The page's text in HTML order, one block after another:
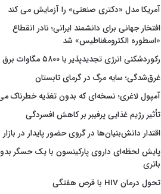
آمریکا مدل «دکتری صنعتی» را آزمایش می کند
افتخار جهانی برای دانشمند ایرانی؛ نادر انقطاع
«اسطوره الکترومغناطیس» شد
رکوردشکنی انرژی تجدیدپذیر با ۵۸۰۰ مگاوات برق
غرق‌شدگی؛ سایه مرگ در گرمای تابستان
آمپول لاغری؛ نسخه‌ای که بدون تغذیه خطرناک
تأثیر رژیم غذایی پرفیبر بر کاهش افسردگی
اقتدار دانش‌بنیان‌ها در گروی حضور پایدار در بازار
پایش لحظه‌ای داروی پارکینسون با یک حسگر
باتری
تحول درمان HIV با قرص هفتگی